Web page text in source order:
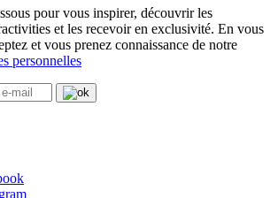
pour vous inspirer, découvrir les
et les recevoir en exclusivité. En vous
et vous prenez connaissance de notre
personnelles